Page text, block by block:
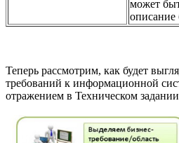
может
описание
Теперь рассмотрим, как будет
требований к информационной
отражением в Техническом задании